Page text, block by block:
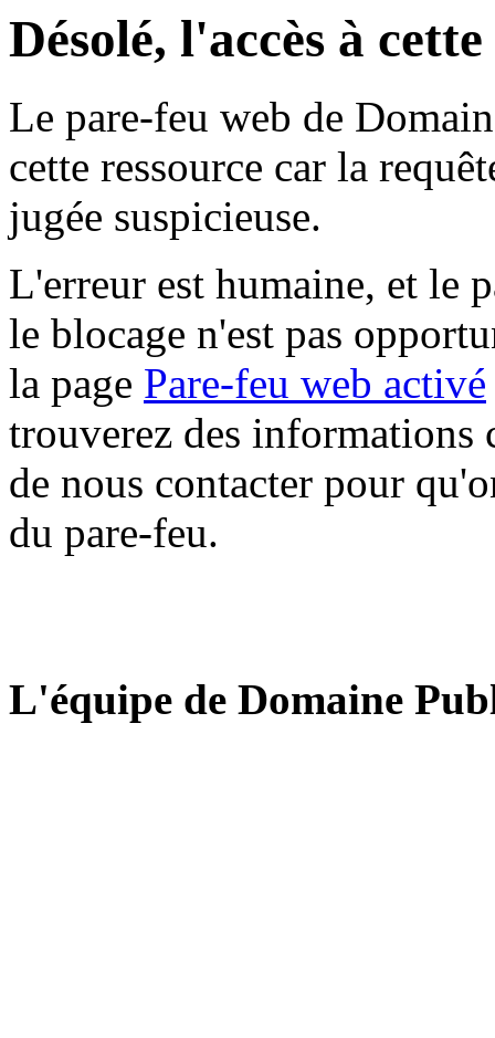
Désolé, l'accès à
Le pare-feu web de
cette ressource car la
jugée suspicieuse.
L'erreur est humaine, et le
le blocage n'est pas
la page Pare-feu web activé
trouverez des informations
de nous contacter pour
du pare-feu.
L'équipe de Domaine